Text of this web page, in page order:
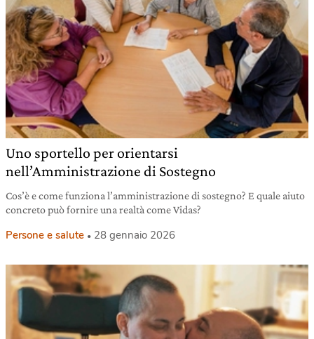
Uno sportello per orientarsi
nell’Amministrazione di Sostegno
Cos’è e come funziona l’amministrazione di sostegno? E quale aiuto
concreto può fornire una realtà come Vidas?
Persone e salute 28 gennaio 2026